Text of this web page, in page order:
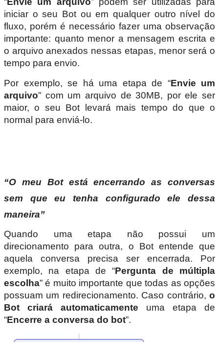
iniciar o seu Bot ou em qualquer outro nível do
fluxo, porém é necessário fazer uma observação
importante: quanto menor a mensagem escrita e
o arquivo anexados nessas etapas, menor será o
tempo para envio.
Por exemplo, se há uma etapa de “Envie um
arquivo” com um arquivo de 30MB, por ele ser
maior, o seu Bot levará mais tempo do que o
normal para enviá-lo.
“O meu Bot está encerrando as conversas
sem que eu tenha configurado ele dessa
maneira”
Quando uma etapa não possui um
direcionamento para outra, o Bot entende que
aquela conversa precisa ser encerrada. Por
exemplo, na etapa de “Pergunta de múltipla
escolha” é muito importante que todas as opções
possuam um redirecionamento. Caso contrário, o
Bot criará automaticamente uma etapa de
“Encerre a conversa do bot”.